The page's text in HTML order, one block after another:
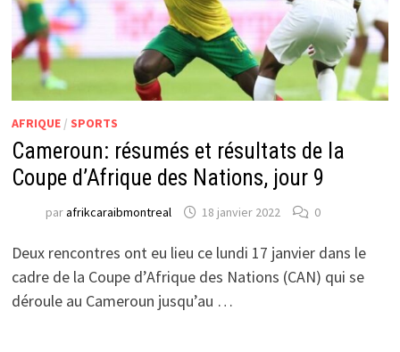
AFRIQUE/ SPORTS
Cameroun: résumés et résultats de la
Coupe d’Afrique des Nations, jour 9
parafrikcaraibmontreal 18 janvier 2022 0
Deux rencontres ont eu lieu ce lundi 17 janvier dans le
cadre de la Coupe d’Afrique des Nations (CAN) qui se
déroule au Cameroun jusqu’au …